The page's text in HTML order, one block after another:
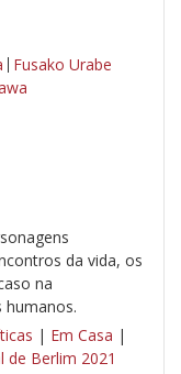
Fusako Urabe
da vida, os
na
humanos.
| Em Casa |
de Berlim 2021